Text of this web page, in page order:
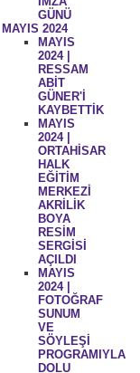
GÜNÜ
MAYIS 2024
MAYIS
2024 |
RESSAM
ABİT
GÜNER'İ
KAYBETTİK
MAYIS
2024 |
ORTAHİSAR
HALK
EĞİTİM
MERKEZİ
AKRİLİK
BOYA
RESİM
SERGİSİ
AÇILDI
MAYIS
2024 |
FOTOĞRAF
SUNUM
VE
SÖYLEŞİ
PROGRAMIYLA
DOLU